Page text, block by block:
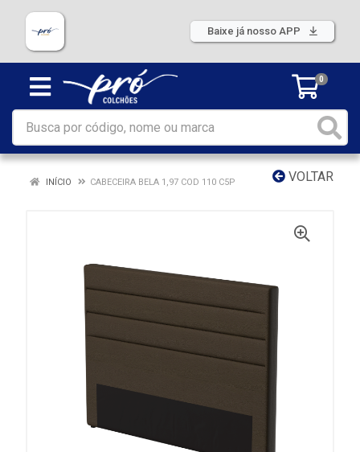
Baixe já nosso APP
0
VOLTAR
INÍCIO CABECEIRA BELA 1,97 COD 110 C5P